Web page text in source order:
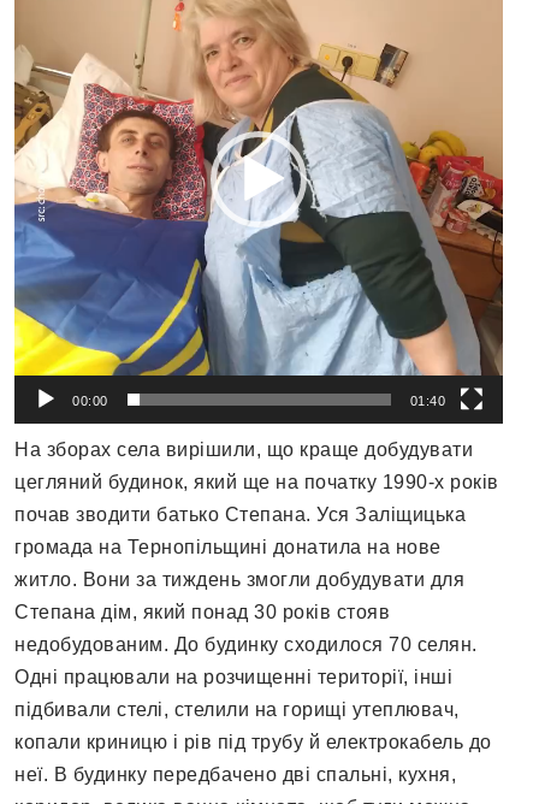
00:00 01:40
На зборах села вирішили, що краще добудувати
цегляний будинок, який ще на початку 1990-х років
почав зводити батько Степана. Уся Заліщицька
громада на Тернопільщині донатила на нове
житло. Вони за тиждень змогли добудувати для
Степана дім, який понад 30 років стояв
недобудованим. До будинку сходилося 70 селян.
Одні працювали на розчищенні території, інші
підбивали стелі, стелили на горищі утеплювач,
копали криницю і рів під трубу й електрокабель до
неї. В будинку передбачено дві спальні, кухня,